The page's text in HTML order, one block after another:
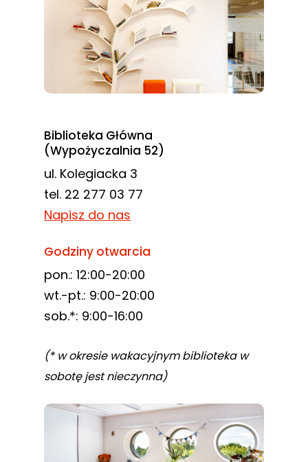
Biblioteka Główna
(Wypożyczalnia 52)
ul. Kolegiacka 3
tel. 22 277 03 77
Napisz do nas
Godziny otwarcia
pon.: 12:00-20:00
wt.-pt.: 9:00-20:00
sob.*: 9:00-16:00
(* w okresie wakacyjnym biblioteka w
sobotę jest nieczynna)